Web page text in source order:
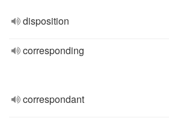
disposition
corresponding
correspondant